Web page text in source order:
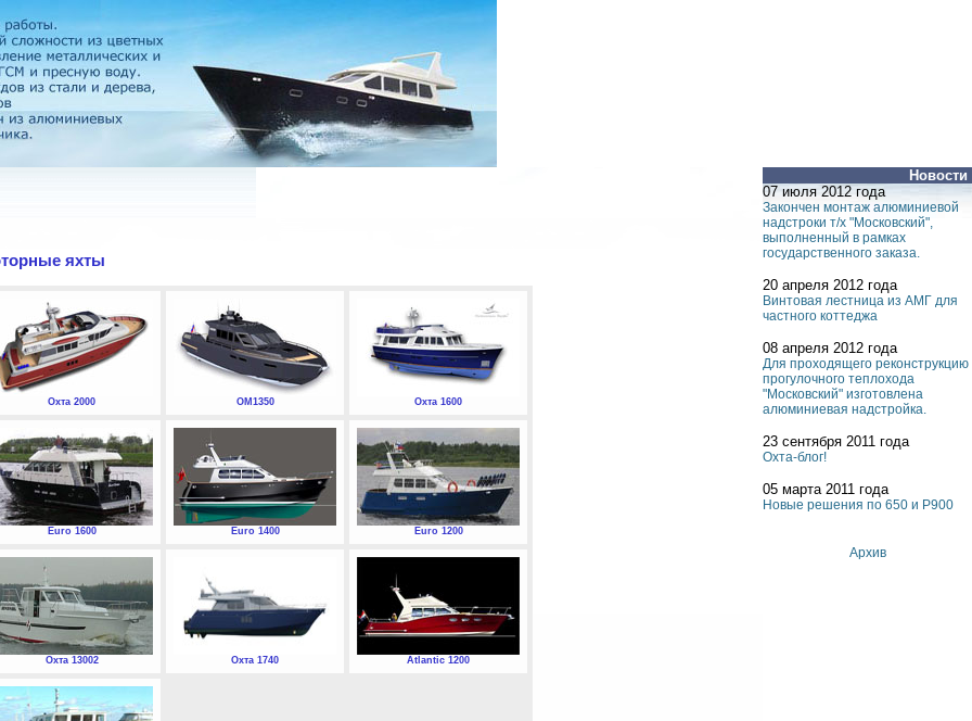
Новости
07 июля 2012 года
Закончен монтаж алюминиевой
надстроки т/х "Московский",
выполненный в рамках
государственного заказа.
20 апреля 2012 года
Винтовая лестница из АМГ для
частного коттеджа
08 апреля 2012 года
Для проходящего реконструкцию
прогулочного теплохода
"Московский" изготовлена
алюминиевая надстройка.
23 сентября 2011 года
Охта-блог!
05 марта 2011 года
Новые решения по 650 и P900
Архив
яхты
Охта 2000 ОМ1350 Охта 1600
Euro 1600 Euro 1400 Euro 1200
Охта 13002 Охта 1740 Atlantic 1200